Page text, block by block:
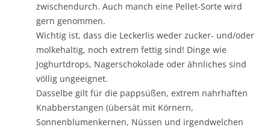
zwischendurch. Auch manch eine Pellet-Sorte wird
gern genommen.
Wichtig ist, dass die Leckerlis weder zucker- und/oder
molkehaltig, noch extrem fettig sind! Dinge wie
Joghurtdrops, Nagerschokolade oder ähnliches sind
völlig ungeeignet.
Dasselbe gilt für die pappsüßen, extrem nahrhaften
Knabberstangen (übersät mit Körnern,
Sonnenblumenkernen, Nüssen und irgendwelchen